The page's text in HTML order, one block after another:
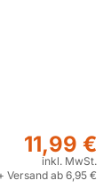
11,99 €
inkl. MwSt.
Versand ab 6,95 €